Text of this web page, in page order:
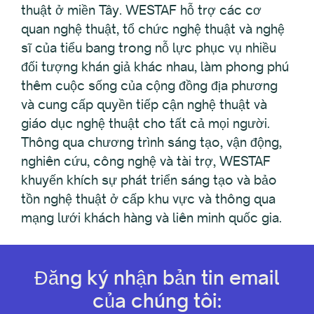
thuật ở miền Tây. WESTAF hỗ trợ các cơ
quan nghệ thuật, tổ chức nghệ thuật và nghệ
sĩ của tiểu bang trong nỗ lực phục vụ nhiều
đối tượng khán giả khác nhau, làm phong phú
thêm cuộc sống của cộng đồng địa phương
và cung cấp quyền tiếp cận nghệ thuật và
giáo dục nghệ thuật cho tất cả mọi người.
Thông qua chương trình sáng tạo, vận động,
nghiên cứu, công nghệ và tài trợ, WESTAF
khuyến khích sự phát triển sáng tạo và bảo
tồn nghệ thuật ở cấp khu vực và thông qua
mạng lưới khách hàng và liên minh quốc gia.
Đăng ký nhận bản tin email
của chúng tôi: